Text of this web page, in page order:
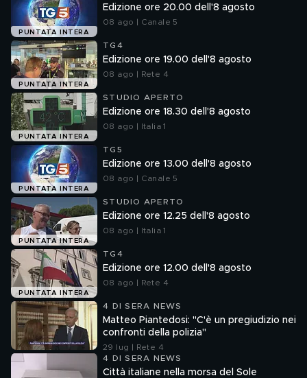
PUNTATA INTERA
Edizione ore 20.00 dell'8 agosto
08 ago | Canale 5
PUNTATA INTERA
TG4
Edizione ore 19.00 dell'8 agosto
08 ago | Rete 4
PUNTATA INTERA
STUDIO APERTO
Edizione ore 18.30 dell'8 agosto
08 ago | Italia 1
PUNTATA INTERA
TG5
Edizione ore 13.00 dell'8 agosto
08 ago | Canale 5
PUNTATA INTERA
STUDIO APERTO
Edizione ore 12.25 dell'8 agosto
08 ago | Italia 1
PUNTATA INTERA
TG4
Edizione ore 12.00 dell'8 agosto
08 ago | Rete 4
4 DI SERA NEWS
Matteo Piantedosi: "C'è un pregiudizio nei
confronti della polizia"
29 lug | Rete 4
4 DI SERA NEWS
Città italiane nella morsa del Sole